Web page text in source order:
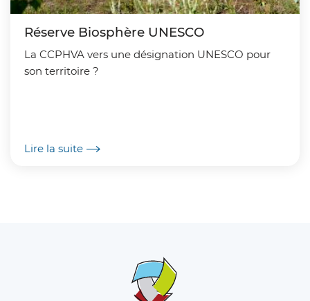
Réserve Biosphère UNESCO
La CCPHVA vers une désignation UNESCO pour
son territoire ?
Lire la suite